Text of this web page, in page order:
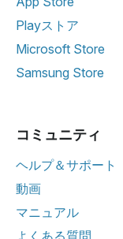
Playストア
Microsoft Store
Samsung Store
コミュニティ
ヘルプ＆サポート
動画
マニュアル